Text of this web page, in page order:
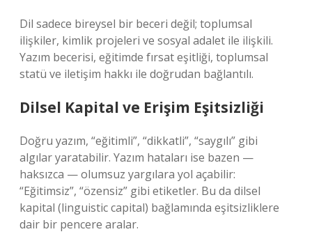
Dil sadece bireysel bir beceri değil; toplumsal
ilişkiler, kimlik projeleri ve sosyal adalet ile ilişkili.
Yazım becerisi, eğitimde fırsat eşitliği, toplumsal
statü ve iletişim hakkı ile doğrudan bağlantılı.
Dilsel Kapital ve Erişim Eşitsizliği
Doğru yazım, “eğitimli”, “dikkatli”, “saygılı” gibi
algılar yaratabilir. Yazım hataları ise bazen —
haksızca — olumsuz yargılara yol açabilir:
“Eğitimsiz”, “özensiz” gibi etiketler. Bu da dilsel
kapital (linguistic capital) bağlamında eşitsizliklere
dair bir pencere aralar.